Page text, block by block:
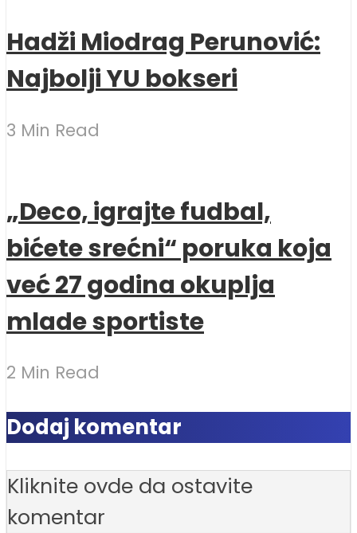
Hadži Miodrag Perunović:
Najbolji YU bokseri
3 Min Read
„Deco, igrajte fudbal,
bićete srećni“ poruka koja
već 27 godina okuplja
mlade sportiste
2 Min Read
Dodaj komentar
Kliknite ovde da ostavite
komentar